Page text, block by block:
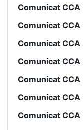
Comunicat CCA
Comunicat CCA
Comunicat CCA
Comunicat CCA
Comunicat CCA
Comunicat CCA
Comunicat CCA